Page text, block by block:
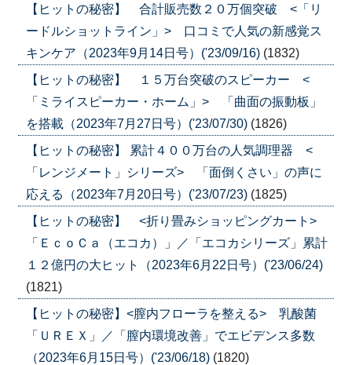
【ヒットの秘密】 合計販売数２０万個突破 <「リ
ードルショットライン」> 口コミで人気の新感覚ス
キンケア（2023年9月14日号）('23/09/16) (1832)
【ヒットの秘密】 １５万台突破のスピーカー <
「ミライスピーカー・ホーム」> 「曲面の振動板」
を搭載（2023年7月27日号）('23/07/30) (1826)
【ヒットの秘密】 累計４００万台の人気調理器 <
「レンジメート」シリーズ> 「面倒くさい」の声に
応える（2023年7月20日号）('23/07/23) (1825)
【ヒットの秘密】 <折り畳みショッピングカート>
「ＥｃｏＣａ（エコカ）」／「エコカシリーズ」累計
１２億円の大ヒット（2023年6月22日号）('23/06/24)
(1821)
【ヒットの秘密】<膣内フローラを整える> 乳酸菌
「ＵＲＥＸ」／「膣内環境改善」でエビデンス多数
（2023年6月15日号）('23/06/18) (1820)